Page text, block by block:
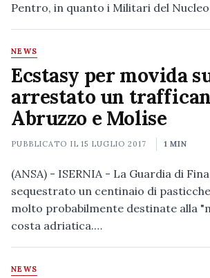
Pentro, in quanto i Militari del
NEWS
Ecstasy per movida
arrestato un
Abruzzo e Molise
PUBBLICATO IL15 LUGLIO 2017 1 MIN
(ANSA) - ISERNIA - La Guardia di
sequestrato un centinaio di
molto probabilmente destinate alla
costa adriatica.…
NEWS